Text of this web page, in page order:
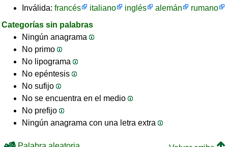
Inválida: francés italiano inglés alemán
rumano
Categorías sin palabras
Ningún anagrama
No primo
No lipograma
No epéntesis
No sufijo
No se encuentra en el medio
No prefijo
Ningún anagrama con una letra extra